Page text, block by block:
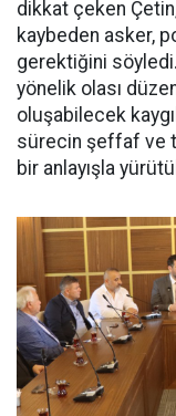
dikkat çeken
kaybeden asker,
gerektiğini
yönelik olası
oluşabilecek
sürecin şeffaf ve
bir anlayışla